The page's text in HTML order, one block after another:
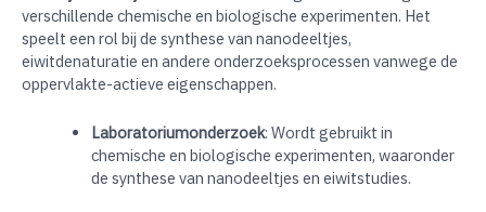
verschillende chemische en biologische experimenten. Het
speelt een rol bij de synthese van nanodeeltjes,
eiwitdenaturatie en andere onderzoeksprocessen vanwege de
oppervlakte-actieve eigenschappen.
Laboratoriumonderzoek: Wordt gebruikt in
chemische en biologische experimenten, waaronder
de synthese van nanodeeltjes en eiwitstudies.